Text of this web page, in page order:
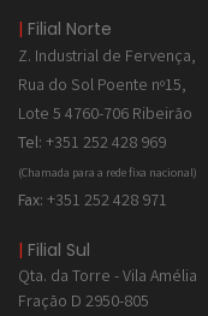
| Filial Norte
Z. Industrial de Fervença,
Rua do Sol Poente nº15,
Lote 5 4760-706 Ribeirão
Tel: +351 252 428 969
(Chamada para a rede fixa nacional)
Fax: +351 252 428 971
| Filial Sul
Qta. da Torre - Vila Amélia
Fração D 2950-805